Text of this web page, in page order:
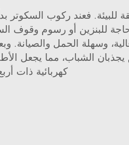
فعند ركوب السكوتر
وسهلة الحمل
يجذبان الشباب، مما يجعل
كهربائية ذات